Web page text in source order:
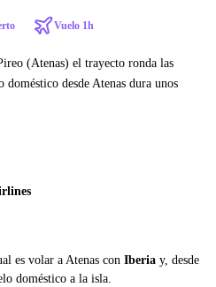
Vuelo 1h
(Atenas) el trayecto ronda las
desde Atenas dura unos
es volar a Atenas con Iberiay, desde
doméstico a la isla.